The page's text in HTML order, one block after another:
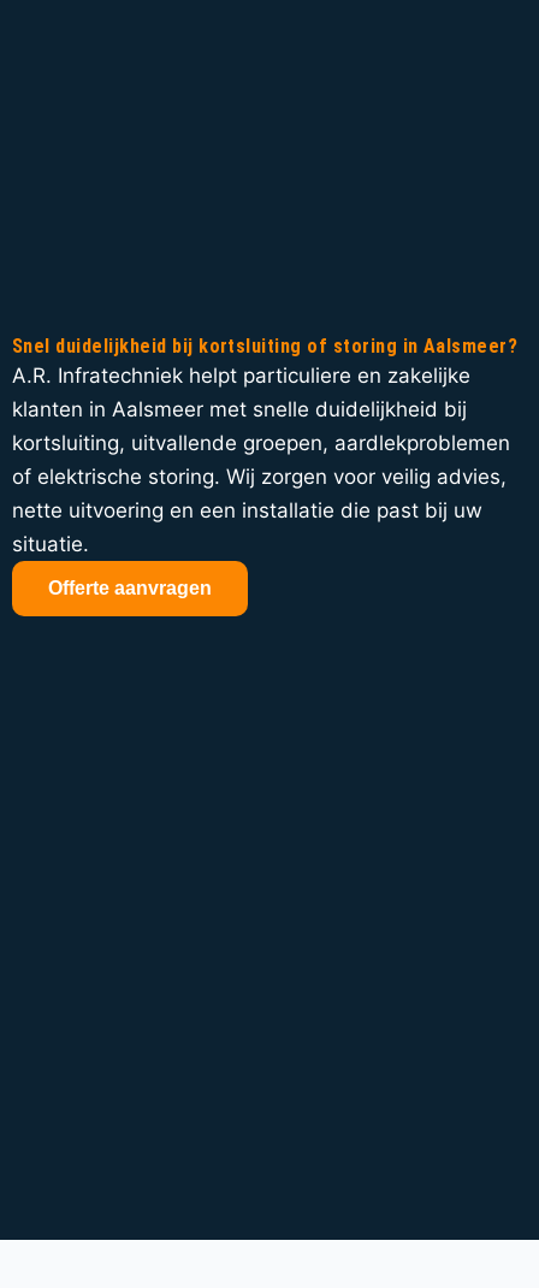
Snel duidelijkheid bij kortsluiting of storing in Aalsmeer?
A.R. Infratechniek helpt particuliere en zakelijke
klanten in Aalsmeer met snelle duidelijkheid bij
kortsluiting, uitvallende groepen, aardlekproblemen
of elektrische storing. Wij zorgen voor veilig advies,
nette uitvoering en een installatie die past bij uw
situatie.
Offerte aanvragen